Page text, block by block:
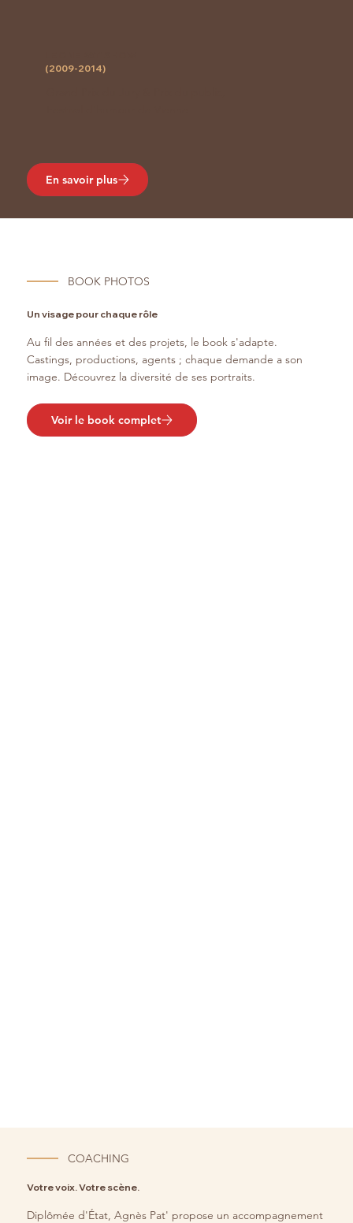
(2009-2014)
En savoir plus
BOOK PHOTOS
Un visage pour chaque rôle
Au fil des années et des projets, le book s'adapte.
Castings, productions, agents ; chaque demande a son
image. Découvrez la diversité de ses portraits.
Voir le book complet
COACHING
Votre voix. Votre scène.
Diplômée d'État, Agnès Pat' propose un accompagnement